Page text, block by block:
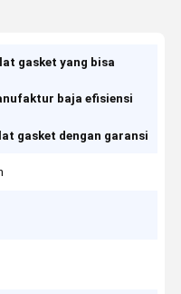
gasket yang bisa
baja efisiensi
gasket dengan garansi